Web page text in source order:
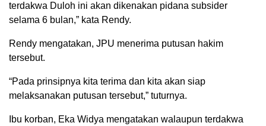
terdakwa Duloh ini akan dikenakan pidana subsider
selama 6 bulan,” kata Rendy.
Rendy mengatakan, JPU menerima putusan hakim
tersebut.
“Pada prinsipnya kita terima dan kita akan siap
melaksanakan putusan tersebut,” tuturnya.
Ibu korban, Eka Widya mengatakan walaupun terdakwa